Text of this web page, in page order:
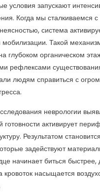
условия запускают
Когда мы сталкиваемся
система
Такой
глубоком органическом
рефлексами
людям справиться с
неврологии
готовности активирует
Результатом
задействуют
начинает биться быстрее,
кровоток насыщается